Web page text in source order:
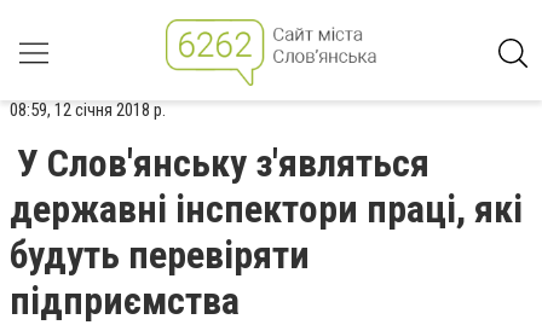
08:59, 12 січня 2018 р.
У Слов'янську з'являться
державні інспектори праці, які
будуть перевіряти
підприємства